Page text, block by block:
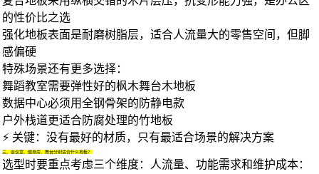
的性价比之选
强化地板表面是耐磨树脂层，适合人流量大的零售空间，但脚
感偏硬
特殊场景还有更多选择：
舞蹈教室需要弹性好的枫木舞台木地板
数据中心必须用全钢骨架的防静电款
户外栈道更适合防腐处理的竹地板
⚡ 关键：没有最好的材质，只有最适合场景的解决方案
三、会议室、健身房、舞台分别适合什么地板？
选型时要重点考虑三个维度：人流量、功能需求和维护成本：